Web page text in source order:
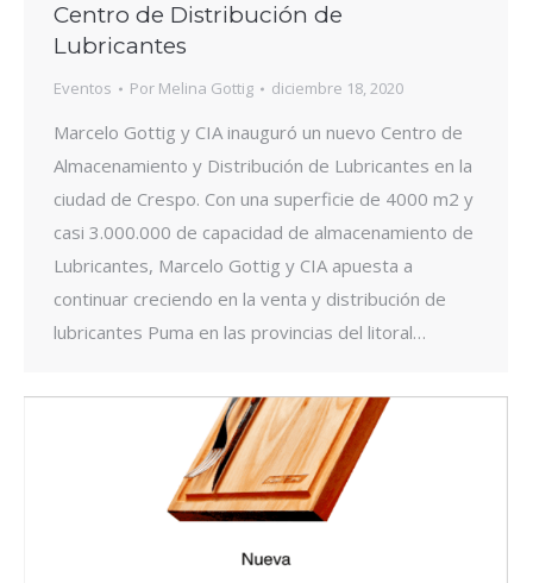
Centro de Distribución de
Lubricantes
Eventos Por Melina Gottig diciembre 18, 2020
Marcelo Gottig y CIA inauguró un nuevo Centro de
Almacenamiento y Distribución de Lubricantes en la
ciudad de Crespo. Con una superficie de 4000 m2 y
casi 3.000.000 de capacidad de almacenamiento de
Lubricantes, Marcelo Gottig y CIA apuesta a
continuar creciendo en la venta y distribución de
lubricantes Puma en las provincias del litoral…